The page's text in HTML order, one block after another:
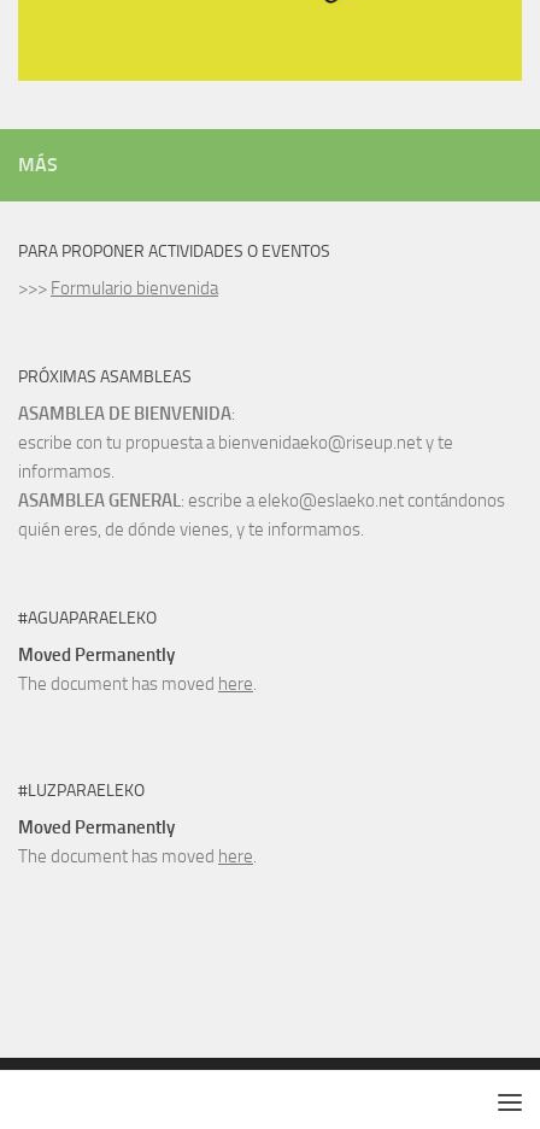
MÁS
PARA PROPONER ACTIVIDADES O EVENTOS
>>> Formulario bienvenida
PRÓXIMAS ASAMBLEAS
ASAMBLEA DE BIENVENIDA:
escribe con tu propuesta a bienvenidaeko@riseup.net y te
informamos.
ASAMBLEA GENERAL: escribe a eleko@eslaeko.net contándonos
quién eres, de dónde vienes, y te informamos.
#AGUAPARAELEKO
Moved Permanently
The document has moved here.
#LUZPARAELEKO
Moved Permanently
The document has moved here.